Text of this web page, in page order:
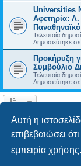
Αυτή η
επιβεβαιώσει
εμπειρία χρήσης.
Universities
Αφετηρία: Λ.
Τελευταία
Δημοσιεύτηκε σε
Προκήρυξη
Συμβούλιο
Τελευταία
Δημοσιεύτηκε σε
Board